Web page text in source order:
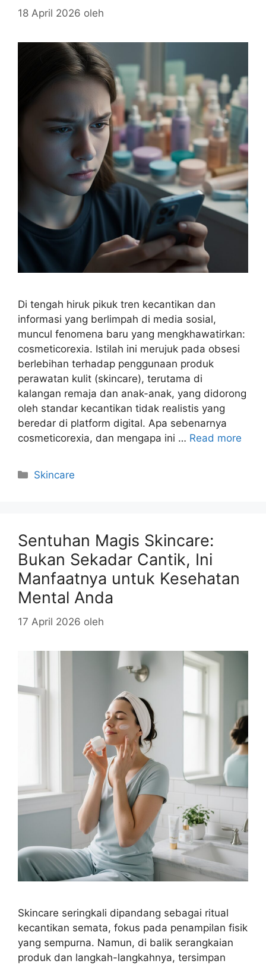
18 April 2026 oleh
Di tengah hiruk pikuk tren kecantikan dan
informasi yang berlimpah di media sosial,
muncul fenomena baru yang mengkhawatirkan:
cosmeticorexia. Istilah ini merujuk pada obsesi
berlebihan terhadap penggunaan produk
perawatan kulit (skincare), terutama di
kalangan remaja dan anak-anak, yang didorong
oleh standar kecantikan tidak realistis yang
beredar di platform digital. Apa sebenarnya
cosmeticorexia, dan mengapa ini … Read more
Kategori
Skincare
Sentuhan Magis Skincare:
Bukan Sekadar Cantik, Ini
Manfaatnya untuk Kesehatan
Mental Anda
17 April 2026 oleh
Skincare seringkali dipandang sebagai ritual
kecantikan semata, fokus pada penampilan fisik
yang sempurna. Namun, di balik serangkaian
produk dan langkah-langkahnya, tersimpan